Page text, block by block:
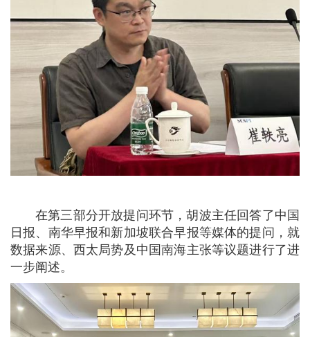
在第三部分开放提问环节，胡波主任回答了中国
日报、南华早报和新加坡联合早报等媒体的提问，就
数据来源、西太局势及中国南海主张等议题进行了进
一步阐述。